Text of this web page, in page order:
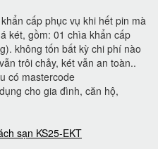
cấp phục vụ khi hết pin mà
két, gồm: 01 chìa khẩn cấp
không tốn bất kỳ chi phí nào
trôi chảy, két vẫn an toàn..
có mastercode
cho gia đình, căn hộ,